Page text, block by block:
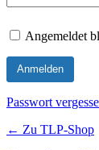
Angemeldet
Passwort
← Zu TLP-Shop